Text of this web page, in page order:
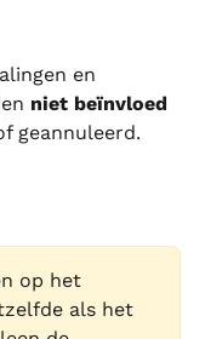
en
niet beïnvloed
geannuleerd.
op het
als het